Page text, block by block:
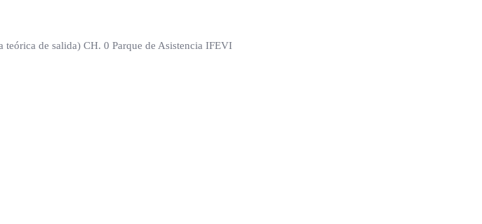
teórica de salida) CH. 0 Parque de Asistencia IFEVI